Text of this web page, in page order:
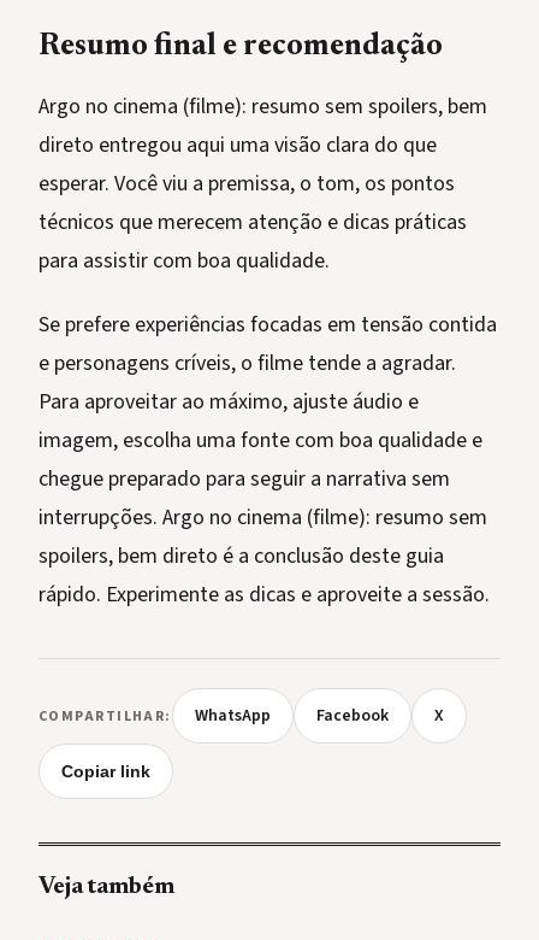
Resumo final e recomendação
Argo no cinema (filme): resumo sem spoilers, bem
direto entregou aqui uma visão clara do que
esperar. Você viu a premissa, o tom, os pontos
técnicos que merecem atenção e dicas práticas
para assistir com boa qualidade.
Se prefere experiências focadas em tensão contida
e personagens críveis, o filme tende a agradar.
Para aproveitar ao máximo, ajuste áudio e
imagem, escolha uma fonte com boa qualidade e
chegue preparado para seguir a narrativa sem
interrupções. Argo no cinema (filme): resumo sem
spoilers, bem direto é a conclusão deste guia
rápido. Experimente as dicas e aproveite a sessão.
COMPARTILHAR: WhatsApp Facebook X
Copiar link
Veja também